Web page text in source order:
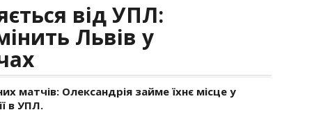
від УПЛ:
Львів у
матчів: Олександрія займе їхнє місце у
в УПЛ.